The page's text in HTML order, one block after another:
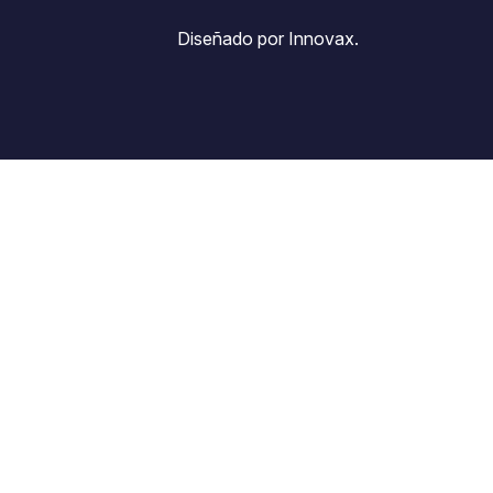
Diseñado por Innovax.